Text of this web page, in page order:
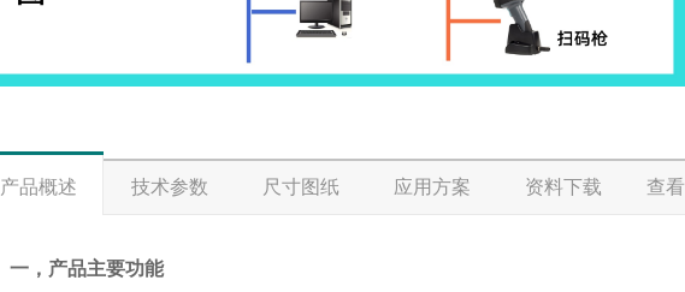
产品概述 技术参数 尺寸图纸 应用方案 资料下载 查
一，产品主要功能